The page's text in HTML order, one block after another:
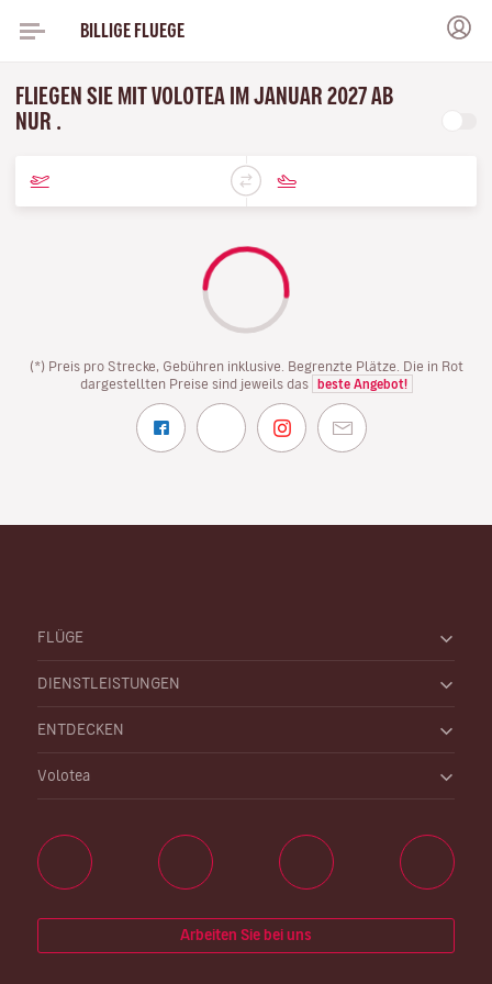
BILLIGE FLUEGE
FLIEGEN SIE MIT VOLOTEA IM JANUAR 2027 AB
NUR .
(*) Preis pro Strecke, Gebühren inklusive. Begrenzte Plätze. Die in Rot
dargestellten Preise sind jeweils das
beste Angebot!
FLÜGE
DIENSTLEISTUNGEN
ENTDECKEN
Volotea
Arbeiten Sie bei uns